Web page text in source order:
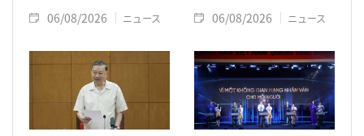
06/08/2026 ニュース 06/08/2026 ニュース